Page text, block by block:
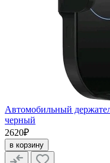
Автомобильный
черный
2620₽
в корзину